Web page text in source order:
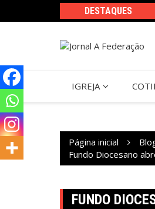
DESTAQUES
IGREJA
Página inicial
Fundo Diocesano
FUNDO